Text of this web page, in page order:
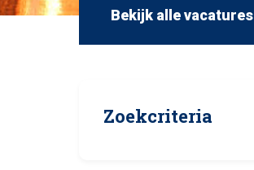
Bekijk alle vacatures
Zoekcriteria